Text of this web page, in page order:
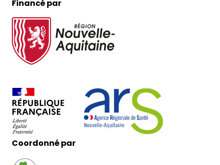
Financé par
Coordonné par